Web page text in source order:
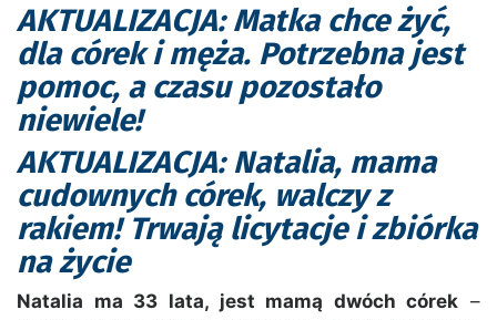
AKTUALIZACJA: Matka chce żyć,
dla córek i męża. Potrzebna jest
pomoc, a czasu pozostało
niewiele!
AKTUALIZACJA: Natalia, mama
cudownych córek, walczy z
rakiem! Trwają licytacje i zbiórka
na życie
Natalia ma 33 lata, jest mamą dwóch córek –